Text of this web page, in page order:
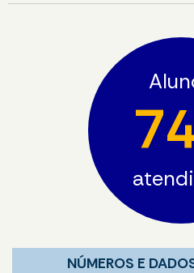
NÚMEROS E